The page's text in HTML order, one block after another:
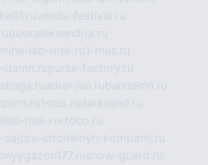
venda-festival.ru
dooraleksandria.ru
mine-lab-msk.ru1-mus.ru
damn.rupurse-factory.ru
adler-jun.rubandamn.ru
1mus.rudarksand.ru
msk.ru rtdco.ru
sajtov-stroitelnyh-kompanij.ru
snow-guard.ru